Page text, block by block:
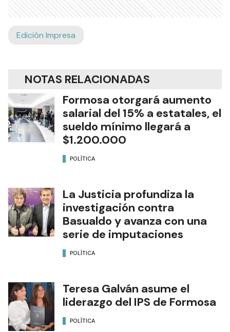
Edición Impresa
NOTAS RELACIONADAS
Formosa otorgará aumento
salarial del 15% a estatales, el
sueldo mínimo llegará a
$1.200.000
POLÍTICA
La Justicia profundiza la
investigación contra
Basualdo y avanza con una
serie de imputaciones
POLÍTICA
Teresa Galván asume el
liderazgo del IPS de Formosa
POLÍTICA